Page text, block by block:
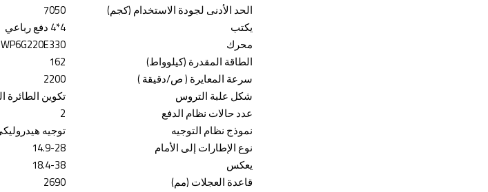
الحد الأدنى لجودة الاستخدام (كجم)
7050
يكتب
4*4 دفع رباعي
محرك
WP6G220E330
الطاقة المقدرة (كيلوواط)
162
سرعة المعايرة (ص/دقيقة)
2200
شكل علبة التروس
تكوين الطائرة
عدد حالات نظام الدفع
2
نموذج نظام التوجيه
توجيه
نوع الإطاراتإلى الأمام
14.9-28
يعكس
18.4-38
قاعدة العجلات (مم)
2690